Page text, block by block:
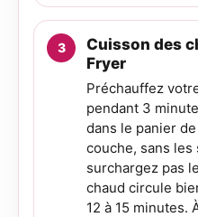
Cuisson des
Fryer
Préchauffez
pendant 3
dans le panier
couche, sans les
surchargez pas
chaud circule
12 à 15 minutes.